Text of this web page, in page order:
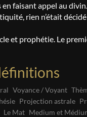
faisant appel au
rien n’était
et prophétie. Le
Voyance / Voyant
Projection astrale
Le Mat Medium et